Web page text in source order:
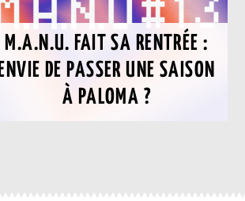
M.A.N.U. FAIT SA RENTRÉE :
ENVIE DE PASSER UNE SAISON
À PALOMA ?